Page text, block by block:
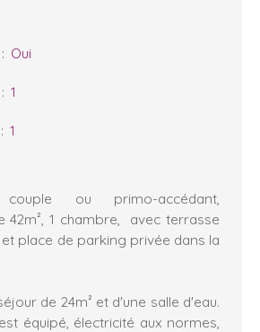
: Oui
: 1
: 1
ou primo-accédant,
42m², 1 chambre, avec terrasse
place de parking privée dans la
de 24m² et d'une salle d'eau.
équipé, électricité aux normes,